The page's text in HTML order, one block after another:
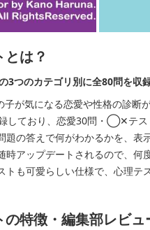
は？
つのカテゴリ別に全80問を収
が気になる恋愛や性格の診断
しており、恋愛30問・◯✕テ
題の答えで何がわかるかを、表
時アップデートされるので、何
トも可愛らしい仕様で、心理テ
特徴・編集部レビュ